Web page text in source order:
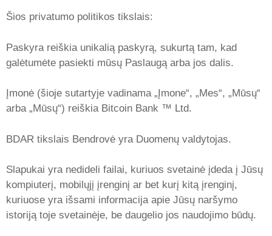
Šios privatumo politikos tikslais:
Paskyra reiškia unikalią paskyrą, sukurtą tam, kad
galėtumėte pasiekti mūsų Paslaugą arba jos dalis.
Įmonė (šioje sutartyje vadinama „Įmone“, „Mes“, „Mūsų“
arba „Mūsų“) reiškia Bitcoin Bank ™ Ltd.
BDAR tikslais Bendrovė yra Duomenų valdytojas.
Slapukai yra nedideli failai, kuriuos svetainė įdeda į Jūsų
kompiuterį, mobilųjį įrenginį ar bet kurį kitą įrenginį,
kuriuose yra išsami informacija apie Jūsų naršymo
istoriją toje svetainėje, be daugelio jos naudojimo būdų.